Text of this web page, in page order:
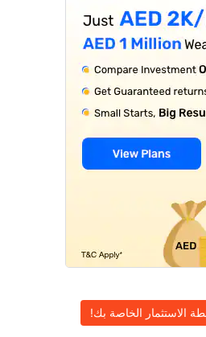
الاستثمار الخاصة بك!